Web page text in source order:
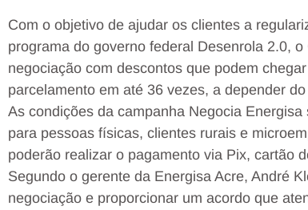
Com o objetivo de ajudar os clientes a
programa do governo federal Desenrola 2.0,
negociação com descontos que podem
parcelamento em até 36 vezes, a depender
As condições da campanha Negocia
para pessoas físicas, clientes rurais e
poderão realizar o pagamento via Pix, cartão
Segundo o gerente da Energisa Acre, André
negociação e proporcionar um acordo que